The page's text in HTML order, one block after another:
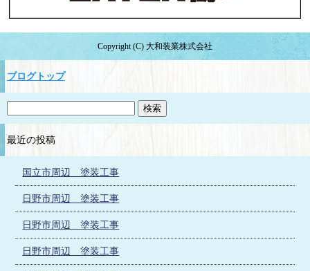
Copyright (C) 大和装業株式会社
ブログトップ
最近の投稿
国立市周辺 塗装工事
日野市周辺 塗装工事
日野市周辺 塗装工事
日野市周辺 塗装工事